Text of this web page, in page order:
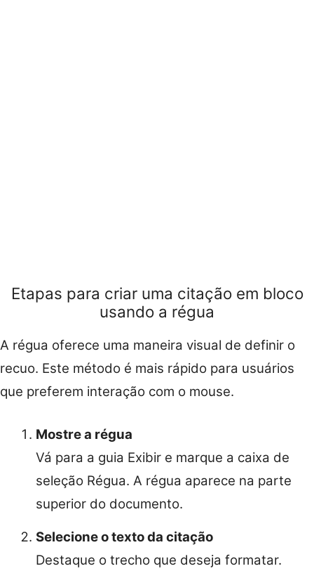
Etapas para criar uma citação em bloco
usando a régua
A régua oferece uma maneira visual de definir o
recuo. Este método é mais rápido para usuários
que preferem interação com o mouse.
Mostre a régua
Vá para a guia Exibir e marque a caixa de
seleção Régua. A régua aparece na parte
superior do documento.
Selecione o texto da citação
Destaque o trecho que deseja formatar.